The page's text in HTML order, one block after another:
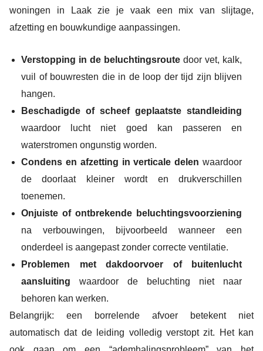
woningen in Laak zie je vaak een mix van slijtage,
afzetting en bouwkundige aanpassingen.
Verstopping in de beluchtingsroute door vet, kalk,
vuil of bouwresten die in de loop der tijd zijn blijven
hangen.
Beschadigde of scheef geplaatste standleiding
waardoor lucht niet goed kan passeren en
waterstromen ongunstig worden.
Condens en afzetting in verticale delen waardoor
de doorlaat kleiner wordt en drukverschillen
toenemen.
Onjuiste of ontbrekende beluchtingsvoorziening
na verbouwingen, bijvoorbeeld wanneer een
onderdeel is aangepast zonder correcte ventilatie.
Problemen met dakdoorvoer of buitenlucht
aansluiting waardoor de beluchting niet naar
behoren kan werken.
Belangrijk: een borrelende afvoer betekent niet
automatisch dat de leiding volledig verstopt zit. Het kan